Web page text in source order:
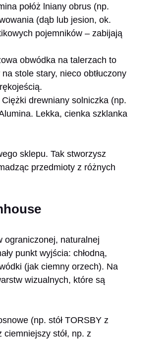
połóż lniany obrus (np.
(dąb lub jesion, ok.
pojemników – zabijają
obwódka na talerzach to
stole stary, nieco obtłuczony
drewniany solniczka (np.
Lekka, cienka szklanka
sklepu. Tak stworzysz
przedmioty z różnych
ograniczonej, naturalnej
punkt wyjścia: chłodną,
(jak ciemny orzech). Na
wizualnych, które są
(np. stół TORSBY z
stół, np. z